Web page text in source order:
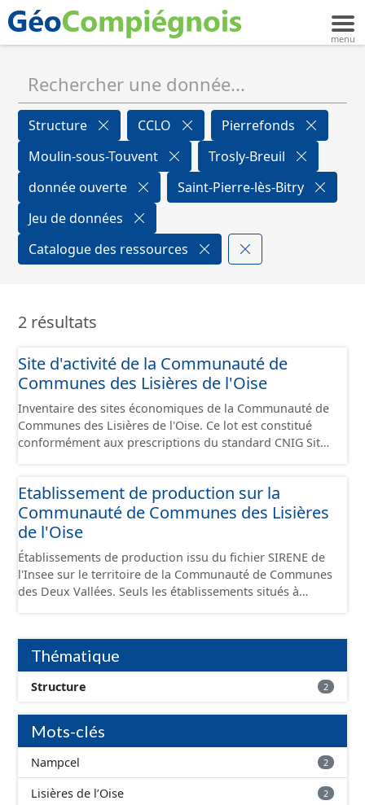
Structure CCLO
Pierrefonds
Moulin-sous-Touvent
Trosly-Breuil
donnée ouverte
Saint-Pierre-lès-Bitry
Jeu de données
Catalogue des ressources
2 résultats
Site d'activité de la Communauté de
Communes des Lisières de l'Oise
Inventaire des sites économiques de la Communauté de
Communes des Lisières de l'Oise. Ce lot est constitué
conformément aux prescriptions du standard CNIG Sites
Etablissement de production sur la
Communauté de Communes des Lisières
de l'Oise
Établissements de production issu du fichier SIRENE de
l'Insee sur le territoire de la Communauté de Communes
des Deux Vallées. Seuls les établissements situés à
conformément aux prescriptions du standard CNIG Sites
Économiques. Ce lot ne contient pas la référence aux
terrains à vocation économique à ce jour. Il est filtré au-
delà des prescriptions du CNIG se limitant aux SCI.
Thématique
Structure 2
Mots-clés
Nampcel 2
Lisières de l’Oise 2